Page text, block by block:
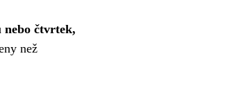
nebo čtvrtek,
než